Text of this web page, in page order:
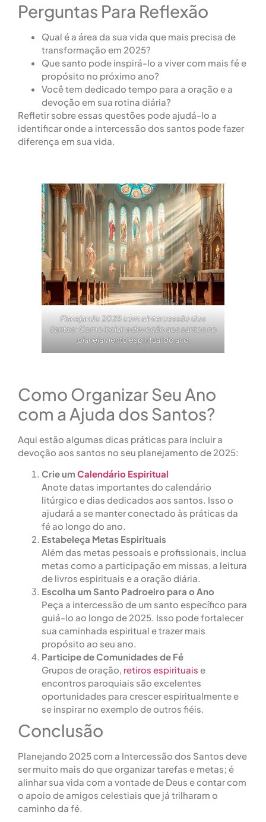
Perguntas Para Reflexão
Qual é a área da sua vida que mais precisa de
transformação em 2025?
Que santo pode inspirá-lo a viver com mais fé e
propósito no próximo ano?
Você tem dedicado tempo para a oração e a
devoção em sua rotina diária?
Refletir sobre essas questões pode ajudá-lo a
identificar onde a intercessão dos santos pode fazer
diferença em sua vida.
Planejando 2025 com a Intercessão dos
Santos: Como incluir a devoção aos santos no
planejamento espiritual do ano
Como Organizar Seu Ano
com a Ajuda dos Santos?
Aqui estão algumas dicas práticas para incluir a
devoção aos santos no seu planejamento de 2025:
Crie um Calendário Espiritual
Anote datas importantes do calendário
litúrgico e dias dedicados aos santos. Isso o
ajudará a se manter conectado às práticas da
fé ao longo do ano.
Estabeleça Metas Espirituais
Além das metas pessoais e profissionais, inclua
metas como a participação em missas, a leitura
de livros espirituais e a oração diária.
Escolha um Santo Padroeiro para o Ano
Peça a intercessão de um santo específico para
guiá-lo ao longo de 2025. Isso pode fortalecer
sua caminhada espiritual e trazer mais
propósito ao seu ano.
Participe de Comunidades de Fé
Grupos de oração, retiros espirituais e
encontros paroquiais são excelentes
oportunidades para crescer espiritualmente e
se inspirar no exemplo de outros fiéis.
Conclusão
Planejando 2025 com a Intercessão dos Santos deve
ser muito mais do que organizar tarefas e metas; é
alinhar sua vida com a vontade de Deus e contar com
o apoio de amigos celestiais que já trilharam o
caminho da fé.